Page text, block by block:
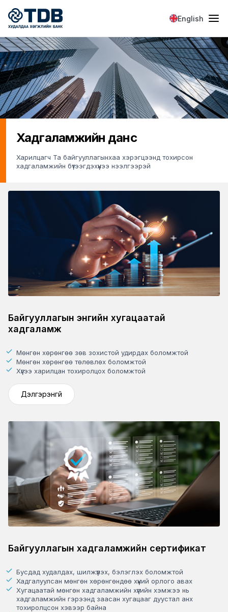
Skip to main content
English
Хадгаламжийн данс
Харилцагч Та байгууллагынхаа хэрэгцээнд тохирсон
хадгаламжийн бүтээгдэхүүнээ нээлгээрэй
Байгууллагын энгийн хугацаатай
хадгаламж
Мөнгөн хөрөнгөө зөв зохистой удирдах боломжтой
Мөнгөн хөрөнгөө төлөвлөх боломжтой
Хүүгээ харилцан тохиролцох боломжтой
Дэлгэрэнгүй
Байгууллагын хадгаламжийн сертификат
Бусдад худалдах, шилжүүлэх, бэлэглэх боломжтой
Хадгалуулсан мөнгөн хөрөнгөндөө хүүний орлого авах
Хугацаатай мөнгөн хадгаламжийн хүүгийн хэмжээ нь
хадгаламжийн гэрээнд заасан хугацааг дуустал анх
тохиролцсон хэвээр байна